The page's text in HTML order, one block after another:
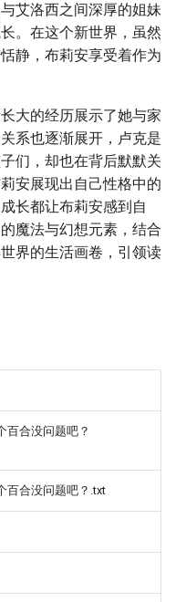
艾洛西之间深厚的姐妹
。在这个新世界，虽然
静，布莉安享受着作为
大的经历展示了她与家
系也逐渐展开，卢克是
们，却也在背后默默关
安展现出自己性格中的
长都让布莉安感到自
魔法与幻想元素，结合
界的生活画卷，引领读
百合没问题吧？
百合没问题吧？.txt